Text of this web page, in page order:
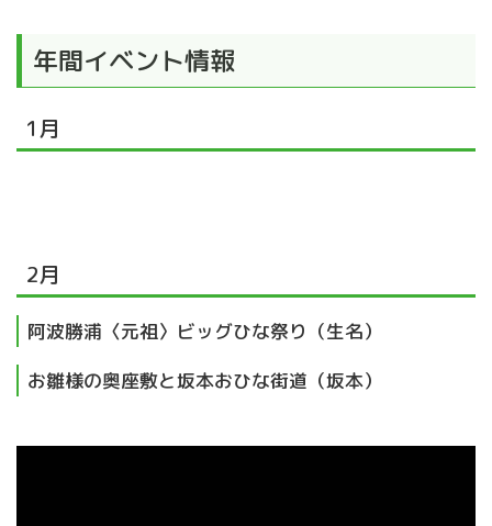
年間イベント情報
1月
2月
阿波勝浦〈元祖〉ビッグひな祭り（生名）
お雛様の奥座敷と坂本おひな街道（坂本）